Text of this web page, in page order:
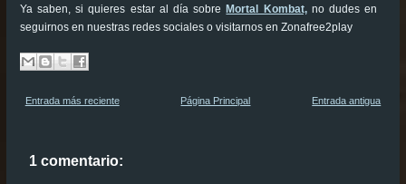
Ya saben, si quieres estar al día sobreMortal Kombat,no dudes en
seguirnos en nuestras redes sociales o visitarnos en Zonafree2play
Entrada más reciente Entrada antigua
Página Principal
1 comentario: